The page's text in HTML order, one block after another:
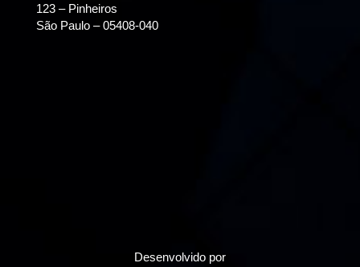
123 – Pinheiros
São Paulo – 05408-040
Desenvolvido por